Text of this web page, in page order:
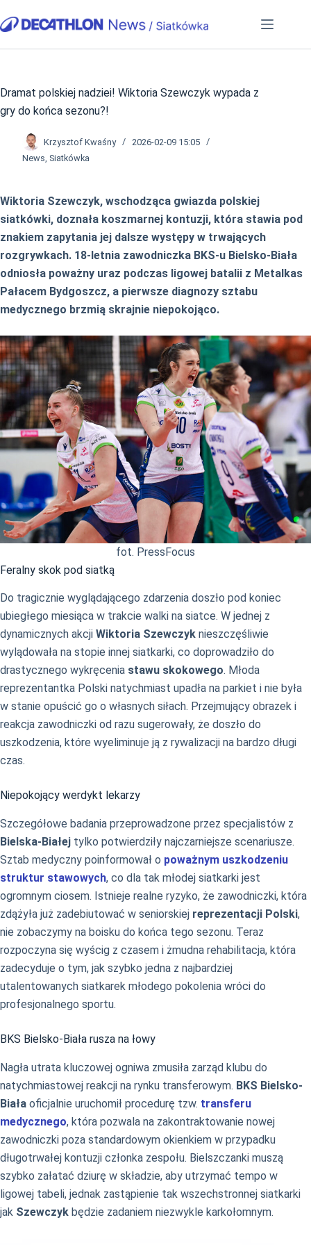
do
Dramat polskiej nadziei! Wiktoria Szewczyk wypada z
gry do końca sezonu?!
Krzysztof Kwaśny
2026-02-09 15:05
News, Siatkówka
Wiktoria Szewczyk, wschodząca gwiazda polskiej
siatkówki, doznała koszmarnej kontuzji, która stawia pod
znakiem zapytania jej dalsze występy w trwających
rozgrywkach. 18-letnia zawodniczka BKS-u Bielsko-Biała
odniosła poważny uraz podczas ligowej batalii z Metalkas
Pałacem Bydgoszcz, a pierwsze diagnozy sztabu
medycznego brzmią skrajnie niepokojąco.
fot. PressFocus
Feralny skok pod siatką
Do tragicznie wyglądającego zdarzenia doszło pod koniec
ubiegłego miesiąca w trakcie walki na siatce. W jednej z
dynamicznych akcji Wiktoria Szewczyk nieszczęśliwie
wylądowała na stopie innej siatkarki, co doprowadziło do
drastycznego wykręcenia stawu skokowego. Młoda
reprezentantka Polski natychmiast upadła na parkiet i nie była
w stanie opuścić go o własnych siłach. Przejmujący obrazek i
reakcja zawodniczki od razu sugerowały, że doszło do
uszkodzenia, które wyeliminuje ją z rywalizacji na bardzo długi
czas.
Niepokojący werdykt lekarzy
Szczegółowe badania przeprowadzone przez specjalistów z
Bielska-Białej tylko potwierdziły najczarniejsze scenariusze.
Sztab medyczny poinformował o poważnym uszkodzeniu
struktur stawowych, co dla tak młodej siatkarki jest
ogromnym ciosem. Istnieje realne ryzyko, że zawodniczki, która
zdążyła już zadebiutować w seniorskiej reprezentacji Polski,
nie zobaczymy na boisku do końca tego sezonu. Teraz
rozpoczyna się wyścig z czasem i żmudna rehabilitacja, która
zadecyduje o tym, jak szybko jedna z najbardziej
utalentowanych siatkarek młodego pokolenia wróci do
profesjonalnego sportu.
BKS Bielsko-Biała rusza na łowy
Nagła utrata kluczowej ogniwa zmusiła zarząd klubu do
natychmiastowej reakcji na rynku transferowym. BKS Bielsko-
Biała oficjalnie uruchomił procedurę tzw. transferu
medycznego, która pozwala na zakontraktowanie nowej
zawodniczki poza standardowym okienkiem w przypadku
długotrwałej kontuzji członka zespołu. Bielszczanki muszą
szybko załatać dziurę w składzie, aby utrzymać tempo w
ligowej tabeli, jednak zastąpienie tak wszechstronnej siatkarki
jak Szewczyk będzie zadaniem niezwykle karkołomnym.